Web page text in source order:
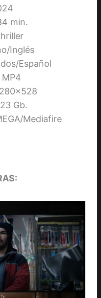
min.
Inglés
Español
Gb.
Mediafire